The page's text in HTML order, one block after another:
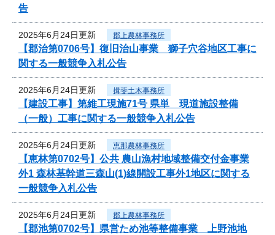
告
2025年6月24日更新 郡上農林事務所
【郡治第0706号】復旧治山事業 獅子穴谷地区工事に
関する一般競争入札公告
2025年6月24日更新 揖斐土木事務所
【建設工事】第維工現施71号 県単 現道施設整備
（一般）工事に関する一般競争入札公告
2025年6月24日更新 恵那農林事務所
【恵林第0702号】公共 農山漁村地域整備交付金事業
外1 森林基幹道三森山(1)線開設工事外1地区に関する
一般競争入札公告
2025年6月24日更新 郡上農林事務所
【郡池第0702号】県営ため池等整備事業 上野池地